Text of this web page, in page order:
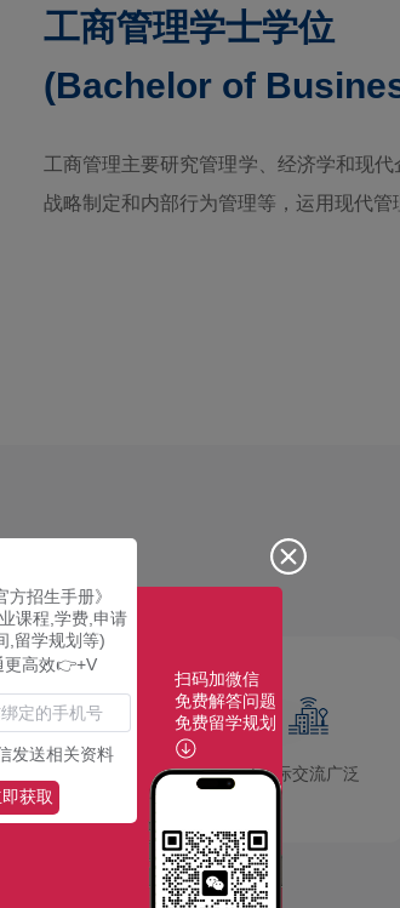
工商管理学士学位
(Bachelor of
工商管理主要研究管理学、经济学和现
战略制定和内部行为管理等，运用现代
国际交流广泛
方招生手册》
课程,学费,申请
,留学规划等)
更高效👉+V
发送相关资料
获取
扫码加微信
免费解答问题
免费留学规划